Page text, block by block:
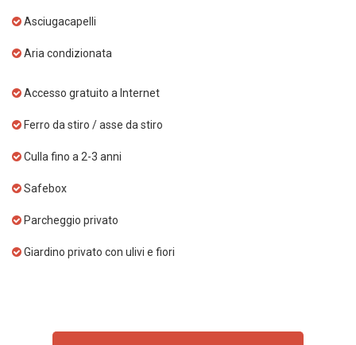
Asciugacapelli
Aria condizionata
Accesso gratuito a Internet
Ferro da stiro / asse da stiro
Culla fino a 2-3 anni
Safebox
Parcheggio privato
Giardino privato con ulivi e fiori